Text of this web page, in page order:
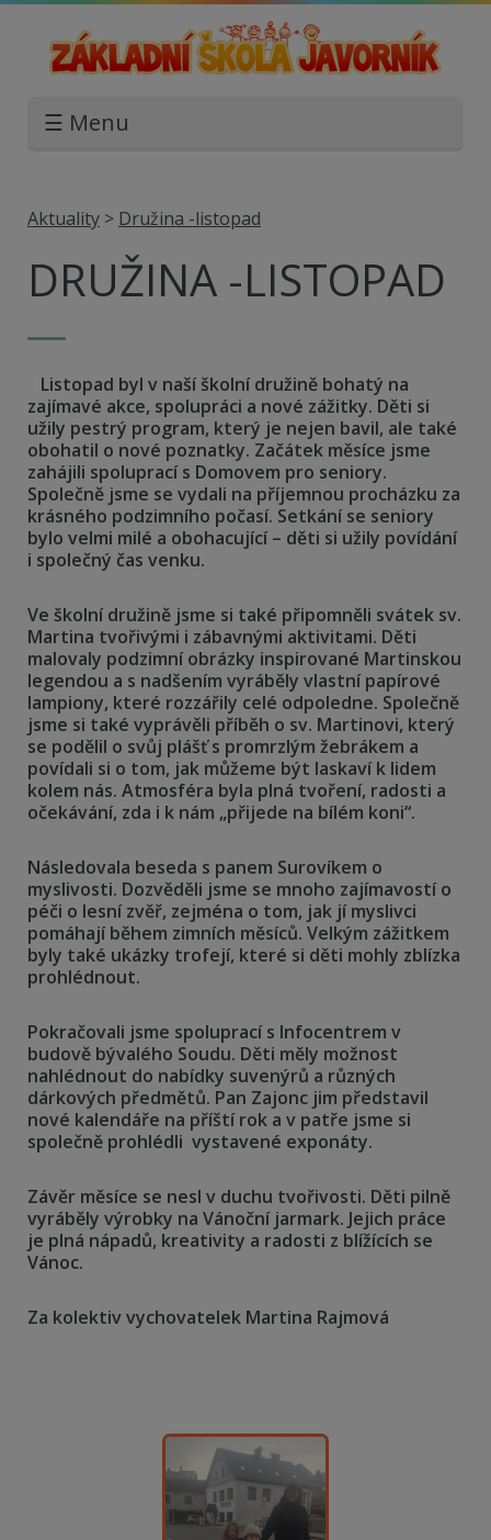
☰ Menu
Aktuality > Družina -listopad
DRUŽINA -LISTOPAD
Listopad byl v naší školní družině bohatý na
zajímavé akce, spolupráci a nové zážitky. Děti si
užily pestrý program, který je nejen bavil, ale také
obohatil o nové poznatky. Začátek měsíce jsme
zahájili spoluprací s Domovem pro seniory.
Společně jsme se vydali na příjemnou procházku za
krásného podzimního počasí. Setkání se seniory
bylo velmi milé a obohacující – děti si užily povídání
i společný čas venku.
Ve školní družině jsme si také připomněli svátek sv.
Martina tvořivými i zábavnými aktivitami. Děti
malovaly podzimní obrázky inspirované Martinskou
legendou a s nadšením vyráběly vlastní papírové
lampiony, které rozzářily celé odpoledne. Společně
jsme si také vyprávěli příběh o sv. Martinovi, který
se podělil o svůj plášť s promrzlým žebrákem a
povídali si o tom, jak můžeme být laskaví k lidem
kolem nás. Atmosféra byla plná tvoření, radosti a
očekávání, zda i k nám „přijede na bílém koni“.
Následovala beseda s panem Surovíkem o
myslivosti. Dozvěděli jsme se mnoho zajímavostí o
péči o lesní zvěř, zejména o tom, jak jí myslivci
pomáhají během zimních měsíců. Velkým zážitkem
byly také ukázky trofejí, které si děti mohly zblízka
prohlédnout.
Pokračovali jsme spoluprací s Infocentrem v
budově bývalého Soudu. Děti měly možnost
nahlédnout do nabídky suvenýrů a různých
dárkových předmětů. Pan Zajonc jim představil
nové kalendáře na příští rok a v patře jsme si
společně prohlédli vystavené exponáty.
Závěr měsíce se nesl v duchu tvořivosti. Děti pilně
vyráběly výrobky na Vánoční jarmark. Jejich práce
je plná nápadů, kreativity a radosti z blížících se
Vánoc.
Za kolektiv vychovatelek Martina Rajmová